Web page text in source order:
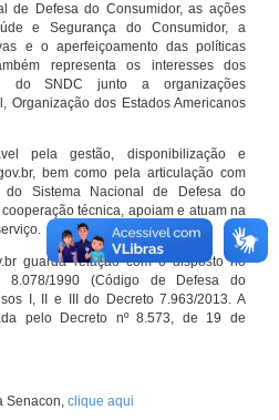
de Defesa do Consumidor, as ações
e Segurança do Consumidor, a
e o aperfeiçoamento das políticas
representa os interesses dos
do SNDC junto a organizações
Organização dos Estados Americanos
pela gestão, disponibilização e
bem como pela articulação com
do Sistema Nacional de Defesa do
técnica, apoiam e atuam na
guarda relação com o disposto no
1990 (Código de Defesa do
I, II e III do Decreto 7.963/2013. A
pelo Decreto nº 8.573, de 19 de
Senacon, clique aqui